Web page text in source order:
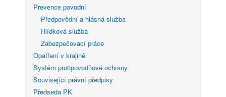
Prevence povodní
Předpovědní a hlásná služba
Hlídková služba
Zabezpečovací práce
Opatření v krajině
Systém protipovodňové ochrany
Související právní předpisy
Předseda PK